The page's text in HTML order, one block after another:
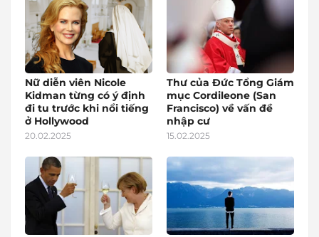
Nữ diễn viên Nicole
Kidman từng có ý định
đi tu trước khi nổi tiếng
ở Hollywood
20.02.2025
Thư của Đức Tổng Giám
mục Cordileone (San
Francisco) về vấn đề
nhập cư
15.02.2025